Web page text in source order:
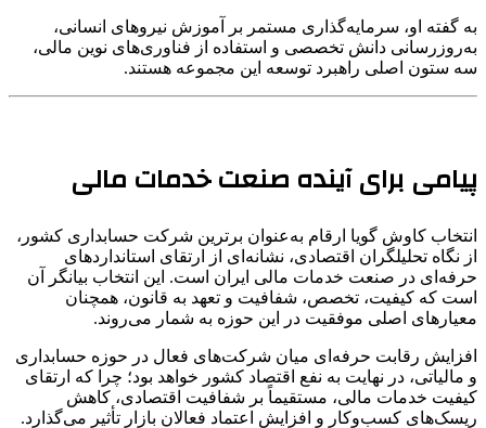
به گفته او، سرمایه‌گذاری مستمر بر آموزش نیروهای انسانی،
به‌روزرسانی دانش تخصصی و استفاده از فناوری‌های نوین مالی،
سه ستون اصلی راهبرد توسعه این مجموعه هستند.
پیامی برای آینده صنعت خدمات مالی
انتخاب کاوش گویا ارقام به‌عنوان برترین شرکت حسابداری کشور،
از نگاه تحلیلگران اقتصادی، نشانه‌ای از ارتقای استانداردهای
حرفه‌ای در صنعت خدمات مالی ایران است. این انتخاب بیانگر آن
است که کیفیت، تخصص، شفافیت و تعهد به قانون، همچنان
معیارهای اصلی موفقیت در این حوزه به شمار می‌روند.
افزایش رقابت حرفه‌ای میان شرکت‌های فعال در حوزه حسابداری
و مالیاتی، در نهایت به نفع اقتصاد کشور خواهد بود؛ چرا که ارتقای
کیفیت خدمات مالی، مستقیماً بر شفافیت اقتصادی، کاهش
ریسک‌های کسب‌وکار و افزایش اعتماد فعالان بازار تأثیر می‌گذارد.